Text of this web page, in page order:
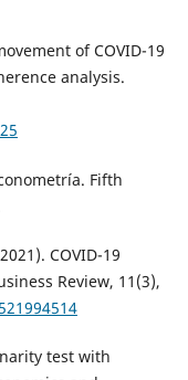
of COVID-19
analysis.
Fifth
COVID-19
Review, 11(3),
test with